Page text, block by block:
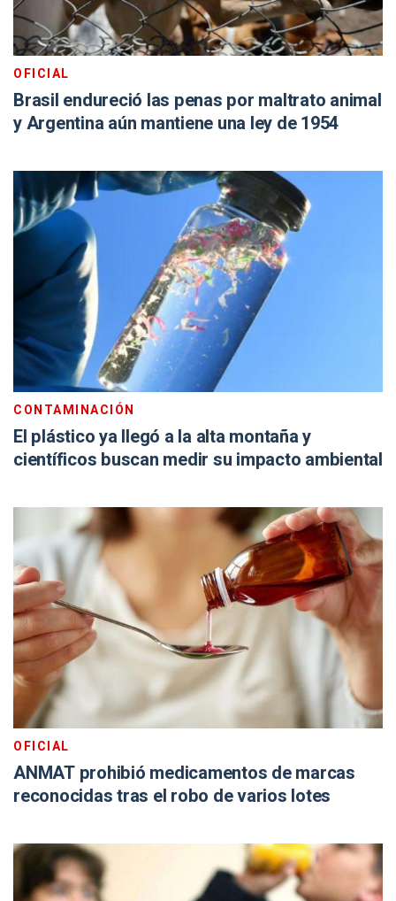
OFICIAL
Brasil endureció las penas por maltrato animal
y Argentina aún mantiene una ley de 1954
CONTAMINACIÓN
El plástico ya llegó a la alta montaña y
científicos buscan medir su impacto ambiental
OFICIAL
ANMAT prohibió medicamentos de marcas
reconocidas tras el robo de varios lotes